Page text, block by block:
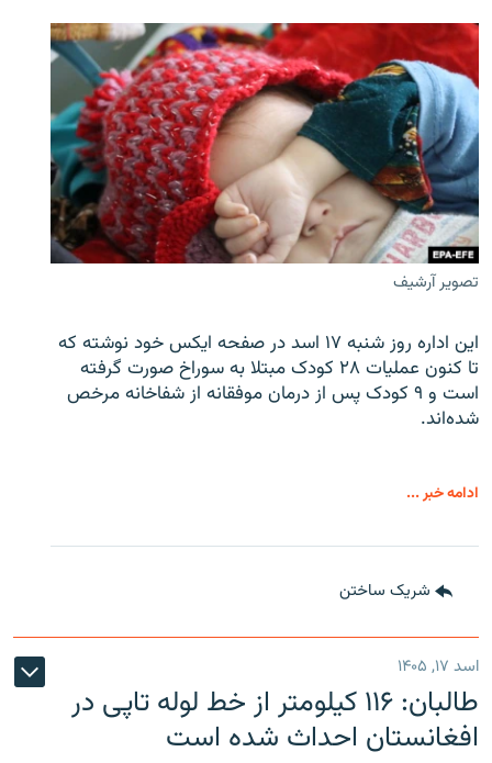
تصویر آرشیف
این اداره روز شنبه ۱۷ اسد در صفحه ایکس خود نوشته که
تا کنون عملیات ۲۸ کودک مبتلا به سوراخ صورت گرفته
است و ۹ کودک پس از درمان موفقانه از شفاخانه مرخص
شده‌اند.
ادامه خبر ...
شریک ساختن
اسد ۱۷, ۱۴۰۵
طالبان: ۱۱۶ کیلومتر از خط لوله تاپی در
افغانستان احداث شده است